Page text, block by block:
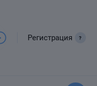
Регистрация ?